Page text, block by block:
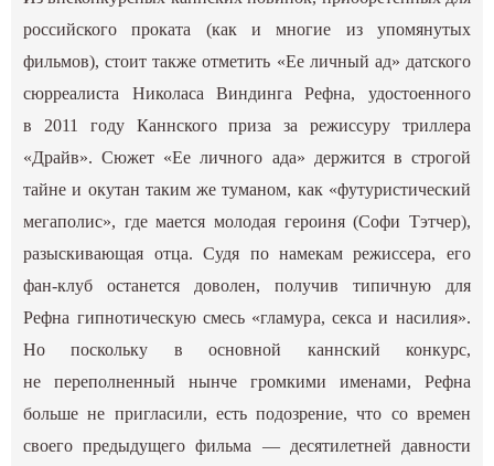
российского проката (как и многие из упомянутых
фильмов), стоит также отметить «Ее личный ад» датского
сюрреалиста Николаса Виндинга Рефна, удостоенного
в 2011 году Каннского приза за режиссуру триллера
«Драйв». Сюжет «Ее личного ада» держится в строгой
тайне и окутан таким же туманом, как «футуристический
мегаполис», где мается молодая героиня (Софи Тэтчер),
разыскивающая отца. Судя по намекам режиссера, его
фан-клуб останется доволен, получив типичную для
Рефна гипнотическую смесь «гламура, секса и насилия».
Но поскольку в основной каннский конкурс,
не переполненный нынче громкими именами, Рефна
больше не пригласили, есть подозрение, что со времен
своего предыдущего фильма — десятилетней давности